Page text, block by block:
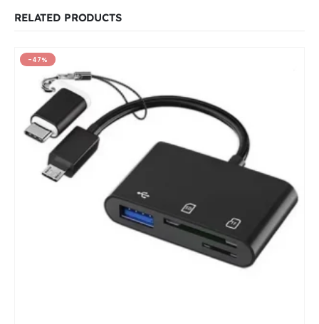
RELATED PRODUCTS
-47%